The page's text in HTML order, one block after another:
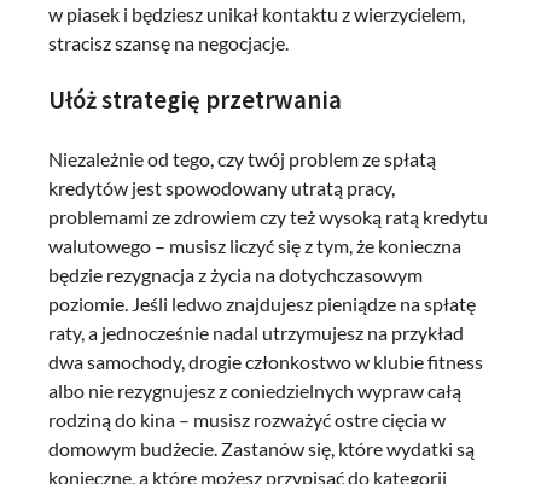
w piasek i będziesz unikał kontaktu z wierzycielem,
stracisz szansę na negocjacje.
Ułóż strategię przetrwania
Niezależnie od tego, czy twój problem ze spłatą
kredytów jest spowodowany utratą pracy,
problemami ze zdrowiem czy też wysoką ratą kredytu
walutowego – musisz liczyć się z tym, że konieczna
będzie rezygnacja z życia na dotychczasowym
poziomie. Jeśli ledwo znajdujesz pieniądze na spłatę
raty, a jednocześnie nadal utrzymujesz na przykład
dwa samochody, drogie członkostwo w klubie fitness
albo nie rezygnujesz z coniedzielnych wypraw całą
rodziną do kina – musisz rozważyć ostre cięcia w
domowym budżecie. Zastanów się, które wydatki są
konieczne, a które możesz przypisać do kategorii